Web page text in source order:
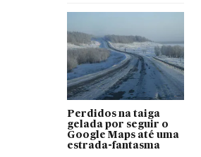
Perdidos na taiga
gelada por seguir o
Google Maps até uma
estrada-fantasma